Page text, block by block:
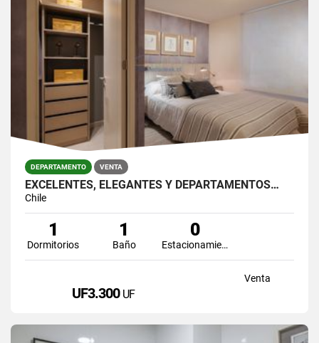
DEPARTAMENTO VENTA
EXCELENTES, ELEGANTES Y DEPARTAMENTOS…
Chile
1
Dormitorios
1
Baño
0
Estacionamiento
Venta
UF3.300 UF